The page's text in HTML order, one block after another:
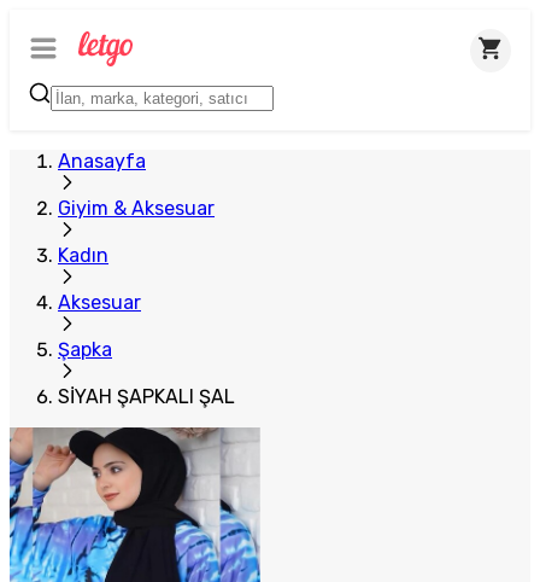
Anasayfa
Giyim & Aksesuar
Kadın
Aksesuar
Şapka
SİYAH ŞAPKALI ŞAL